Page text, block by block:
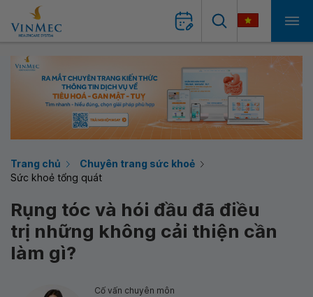
Trang chủ
Chuyên trang sức khoẻ
Sức khoẻ tổng quát
Rụng tóc và hói đầu đã điều
trị những không cải thiện cần
làm gì?
Cố vấn chuyên môn